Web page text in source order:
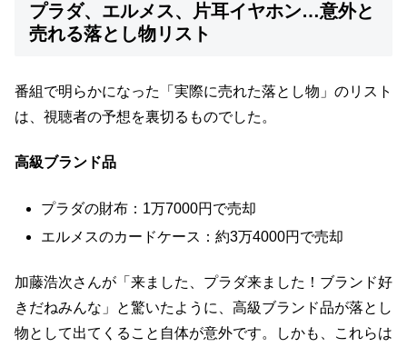
プラダ、エルメス、片耳イヤホン…意外と
売れる落とし物リスト
番組で明らかになった「実際に売れた落とし物」のリスト
は、視聴者の予想を裏切るものでした。
高級ブランド品
プラダの財布：1万7000円で売却
エルメスのカードケース：約3万4000円で売却
加藤浩次さんが「来ました、プラダ来ました！ブランド好
きだねみんな」と驚いたように、高級ブランド品が落とし
物として出てくること自体が意外です。しかも、これらは